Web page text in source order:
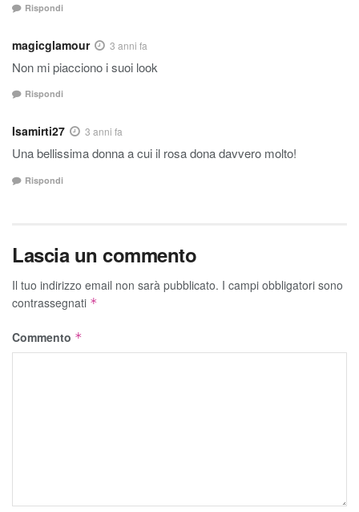
Rispondi
magicglamour 3 anni fa
Non mi piacciono i suoi look
Rispondi
Isamirti27 3 anni fa
Una bellissima donna a cui il rosa dona davvero molto!
Rispondi
Lascia un commento
Il tuo indirizzo email non sarà pubblicato. I campi obbligatori sono
contrassegnati *
Commento *